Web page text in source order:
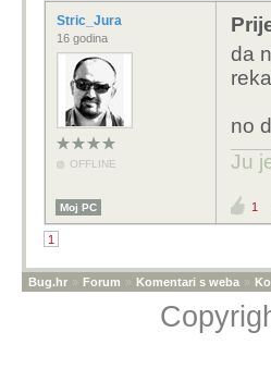
Stric_Jura
16 godina
OFFLINE
da
no
Ju
Moj PC 1
1
Bug.hr » Forum » Komentari s weba »